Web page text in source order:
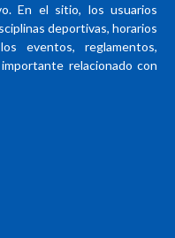
En el sitio, los usuarios
deportivas, horarios
eventos, reglamentos,
relacionado con